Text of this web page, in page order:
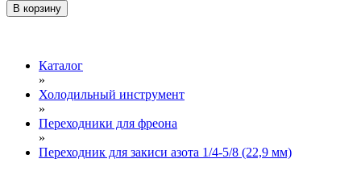
В корзину
Каталог
»
Холодильный инструмент
»
Переходники для фреона
»
Переходник для закиси азота 1/4-5/8 (22,9 мм)